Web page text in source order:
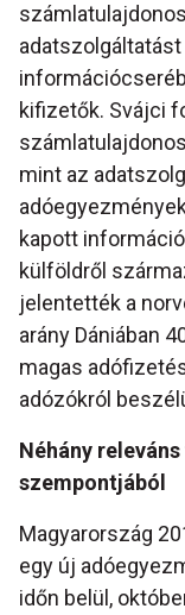
kifizetők. Svájci
mint az
kapott
külföldről
jelentették a
arány Dániában
magas
adózókról
Néhány
szempontjából
Magyarország
egy új
időn belül,